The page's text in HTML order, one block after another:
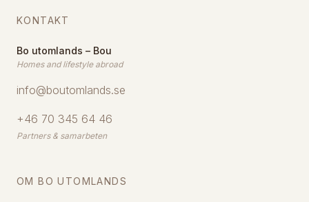
KONTAKT
Bo utomlands – Bou
Homes and lifestyle abroad
info@boutomlands.se
+46 70 345 64 46
Partners & samarbeten
OM BO UTOMLANDS